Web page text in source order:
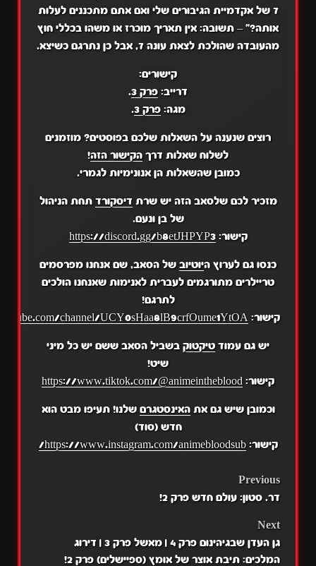
7 של אקדמיית הגיבורים שלי ואם אתם מתכננים לעלות
אותה?"– תשובה:אין תאריך מוכרז או משהו בכללי חוץ
מהעובדה שהולכת לצאת עונה 7, אבל כן נתרגם כשיצא.
קישורים:
דרייב: פרק 3
.
מגה:פרק 3 .
רוצים שנענה על השאלות שלכם בפוסטים? מוזמנים
לשלוח שאלות דרךהקישור הזה!
כמובן שהשאלות הן אנונימיות לגמרי.
מזכיר לכם שלסאב הזה יש שרת דיסקורד תחת הניהול
של בן ונעם.
קישור:https://discord.gg/b8etJHPYP3
כנסו גם לערוץ היוטיובשל הסאב, שם אנחנו מפרסמים
טריילרים מתורגמים לעברית לאנימות שאנחנו הולכים
לתרגם!
קישור: channel/UCY0sHaa8lB9crfOume1YtOA
יש גם עמודטיקטוק בשביל הסאב ששם יש כל מיני
שיט!
קישור: https://www.tiktok.com/@animeintheblood
וכמובן שיש גם אתהאינסטגרם שלנו! תעיפו מבט הוא
חדש (סוד)
קישור:https://www.instagram.com/animebloodsub/
POST
Previous
דר. סטון: עולם חדש פרק 2!
Next
גן העדן שבגיהינום פרק 4 | מאשל פרק 3 | דירוג
המלכים: תיבת אוצר של אומץ (ספיישלים) פרק 2!